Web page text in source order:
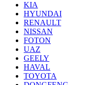
KIA
HYUNDAI
RENAULT
NISSAN
FOTON
UAZ
GEELY
HAVAL
TOYOTA